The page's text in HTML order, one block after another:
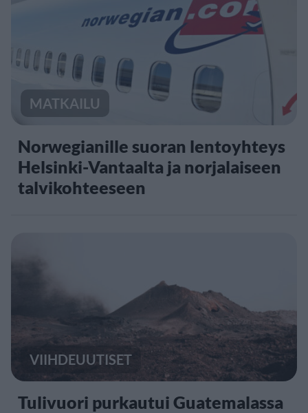
MATKAILU
Norwegianille suoran lentoyhteys
Helsinki-Vantaalta ja norjalaiseen
talvikohteeseen
VIIHDEUUTISET
Tulivuori purkautui Guatemalassa